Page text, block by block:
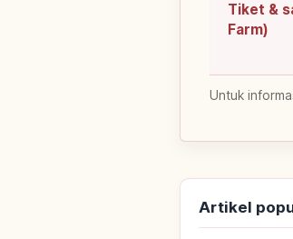
Tiket &
Farm)
Untuk
Artikel